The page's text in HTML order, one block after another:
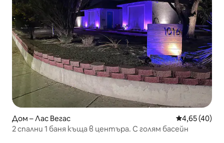
Дом – Лас Вегас Средна
4,65 (40)
2 спални 1 баня къща в центъра. С голям басейн